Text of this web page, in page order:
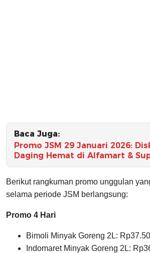
Baca Juga:
Promo JSM 29 Januari 2026:
Daging Hemat di Alfamart &
Berikut rangkuman promo unggulan
selama periode JSM berlangsung:
Promo 4 Hari
Bimoli Minyak Goreng 2L:
Indomaret Minyak Goreng 2L: